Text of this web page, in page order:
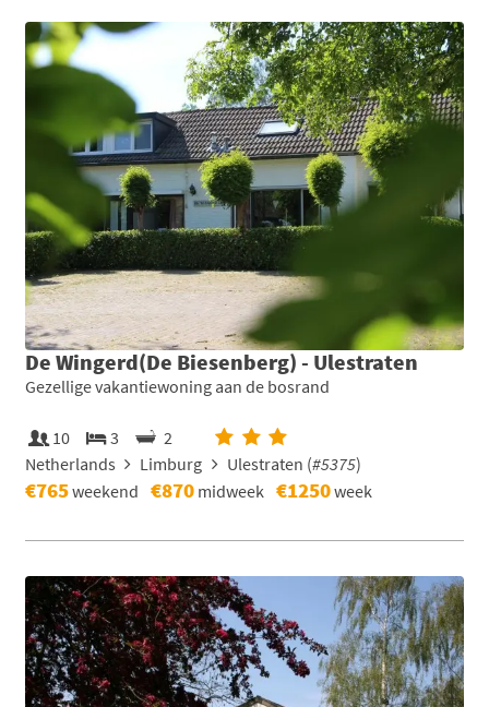
De Wingerd(De Biesenberg) - Ulestraten
Gezellige vakantiewoning aan de bosrand
10 3
2
Netherlands
Limburg Ulestraten (#5375)
€765weekend €870 midweek €1250week